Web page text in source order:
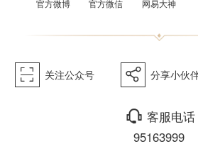
官方微博 官方微信 网易大神
򰀁 关注公众号 򰀂 分享小伙
򰀃 客服电话
95163999